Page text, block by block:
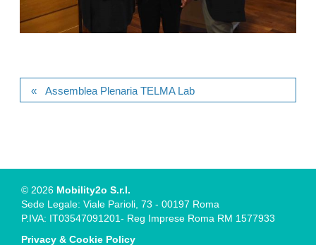
Assemblea Plenaria TELMA Lab
© 2026 Mobility2o S.r.l.
Sede Legale: Viale Parioli, 73 - 00197 Roma
P.IVA: IT03547091201- Reg Imprese Roma RM 1577933
Privacy & Cookie Policy